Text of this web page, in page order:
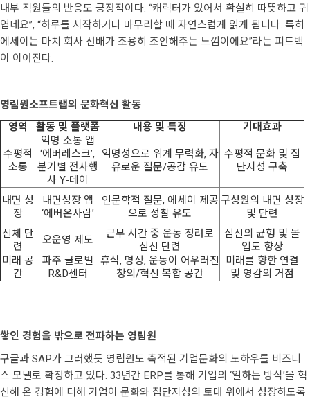
내부 직원들의 반응도 긍정적이다. “캐릭터가 있어서 확실히 따뜻하고 귀
엽네요”, “하루를 시작하거나 마무리할 때 자연스럽게 읽게 됩니다. 특히
에세이는 마치 회사 선배가 조용히 조언해주는 느낌이에요”라는 피드백
이 이어진다.
영림원소프트랩의 문화혁신 활동
영역
활동 및 플랫폼 내용 및 특징
기대효과
수평적
소통
익명 소통 앱
‘에버레스크’,
분기별 전사행
사 Y-데이
익명성으로 위계 무력화, 자
유로운 질문/공감 유도
수평적 문화 및 집
단지성 구축
내면 성
장
내면성장 앱
‘에버온사람’
인문학적 질문, 에세이 제공
으로 성찰 유도
구성원의 내면 성장
및 단련
신체 단
련
오운영 제도
근무 시간 중 운동 장려로
심신 단련
심신의 균형 및 몰
입도 향상
미래 공
간
파주 글로벌
R&D센터
휴식, 명상, 운동이 어우러진
창의/혁신 복합 공간
미래를 향한 연결
및 영감의 거점
쌓인 경험을 밖으로 전파하는 영림원
구글과 SAP가 그러했듯 영림원도 축적된 기업문화의 노하우를 비즈니
스 모델로 확장하고 있다. 33년간 ERP를 통해 기업의 ‘일하는 방식’을 혁
신해 온 경험에 더해 기업이 문화와 집단지성의 토대 위에서 성장하도록